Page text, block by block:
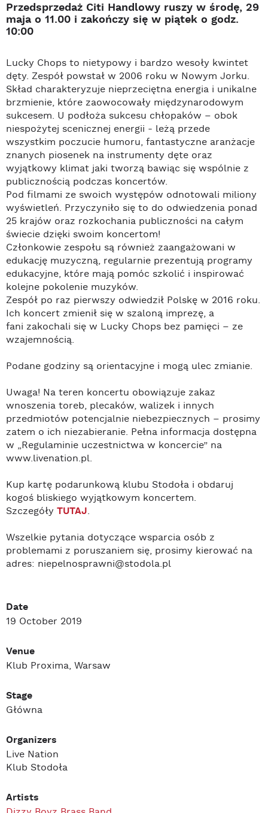
Przedsprzedaż Citi Handlowy ruszy w środę, 29
maja o 11.00 i zakończy się w piątek o godz.
10:00
Lucky Chops to nietypowy i bardzo wesoły kwintet
dęty. Zespół powstał w 2006 roku w Nowym Jorku.
Skład charakteryzuje nieprzeciętna energia i unikalne
brzmienie, które zaowocowały międzynarodowym
sukcesem. U podłoża sukcesu chłopaków – obok
niespożytej scenicznej energii - leżą przede
wszystkim poczucie humoru, fantastyczne aranżacje
znanych piosenek na instrumenty dęte oraz
wyjątkowy klimat jaki tworzą bawiąc się wspólnie z
publicznością podczas koncertów.
Pod filmami ze swoich występów odnotowali miliony
wyświetleń. Przyczyniło się to do odwiedzenia ponad
25 krajów oraz rozkochania publiczności na całym
świecie dzięki swoim koncertom!
Członkowie zespołu są również zaangażowani w
edukację muzyczną, regularnie prezentują programy
edukacyjne, które mają pomóc szkolić i inspirować
kolejne pokolenie muzyków.
Zespół po raz pierwszy odwiedził Polskę w 2016 roku.
Ich koncert zmienił się w szaloną imprezę, a
fani zakochali się w Lucky Chops bez pamięci – ze
wzajemnością.
Podane godziny są orientacyjne i mogą ulec zmianie.
Uwaga! Na teren koncertu obowiązuje zakaz
wnoszenia toreb, plecaków, walizek i innych
przedmiotów potencjalnie niebezpiecznych – prosimy
zatem o ich niezabieranie. Pełna informacja dostępna
w „Regulaminie uczestnictwa w koncercie” na
www.livenation.pl.
Kup kartę podarunkową klubu Stodoła i obdaruj
kogoś bliskiego wyjątkowym koncertem.
Szczegóły TUTAJ.
Wszelkie pytania dotyczące wsparcia osób z
problemami z poruszaniem się, prosimy kierować na
adres: niepelnosprawni@stodola.pl
Date
19 October 2019
Venue
Klub Proxima, Warsaw
Stage
Główna
Organizers
Live Nation
Klub Stodoła
Artists